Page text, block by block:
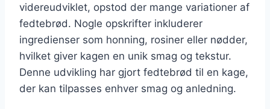
videreudviklet, opstod der mange variationer af
fedtebrød. Nogle opskrifter inkluderer
ingredienser som honning, rosiner eller nødder,
hvilket giver kagen en unik smag og tekstur.
Denne udvikling har gjort fedtebrød til en kage,
der kan tilpasses enhver smag og anledning.